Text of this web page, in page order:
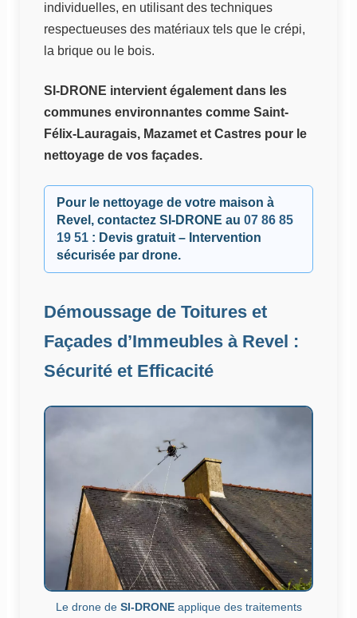
individuelles, en utilisant des techniques
respectueuses des matériaux tels que le crépi,
la brique ou le bois.
SI-DRONE intervient également dans les
communes environnantes comme Saint-
Félix-Lauragais, Mazamet et Castres pour le
nettoyage de vos façades.
Pour le nettoyage de votre maison à
Revel, contactez SI-DRONE au 07 86 85
19 51: Devis gratuit – Intervention
sécurisée par drone.
Démoussage de Toitures et
Façades d’Immeubles à Revel :
Sécurité et Efficacité
Le drone de SI-DRONEapplique des traitements